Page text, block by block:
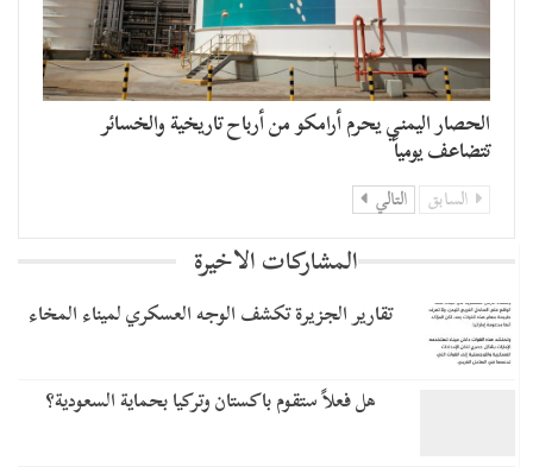
الحصار اليمني يحرم أرامكو من أرباح تاريخية والخسائر
تتضاعف يومياً
السابق التالي
المشاركات الاخيرة
تقارير الجزيرة تكشف الوجه العسكري لميناء المخاء
هل فعلاً ستقوم باكستان وتركيا بحماية السعودية؟